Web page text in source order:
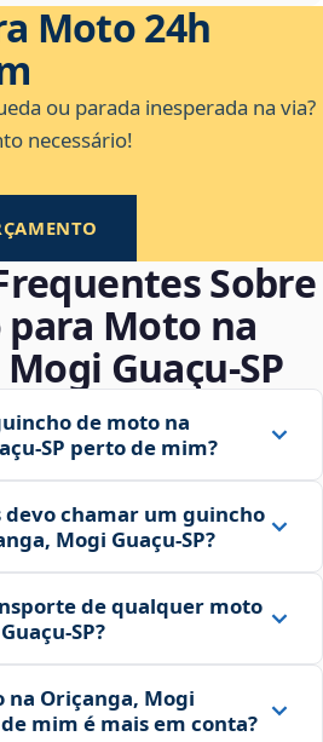
Moto 24h
ou parada inesperada na via?
necessário!
Sobre
Moto na
Guaçu‑SP
de moto na
perto de mim?
devo chamar um guincho
Mogi Guaçu‑SP?
de qualquer moto
na Oriçanga, Mogi
mim é mais em conta?